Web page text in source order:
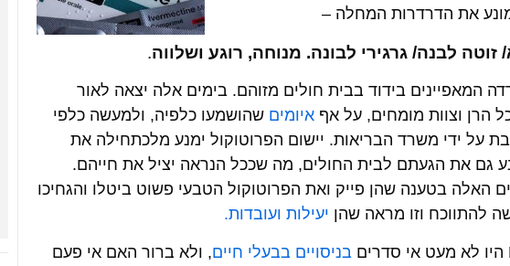
את הדרדרות המחלה –
זוטה לבנה/ גרגירי לבונה. מנוחה, רוגע ושלווה.
המאפיינים בידוד בבית חולים מזוהם. בימים אלה יצאה לאור
הרן וצוות מומחים, על אף איומים שהושמעו כלפיה, ולמעשה כלפי
על ידי משרד הבריאות. יישום הפרוטוקול ימנע מלכתחילה את
גם את הגעתם לבית החולים, מה שככל הנראה יציל את חייהם.
האלה בטענה שהן פייק ואת הפרוטוקול הטבעי פשוט ביטלו והגחיכו
להתווכח וזו מראה שהן יעילות ועובדות.
בניסויים בבעלי חיים, ולא ברור האם אי פעם